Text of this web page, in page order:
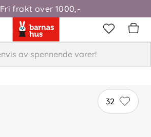
Fri frakt over 1000,-
32